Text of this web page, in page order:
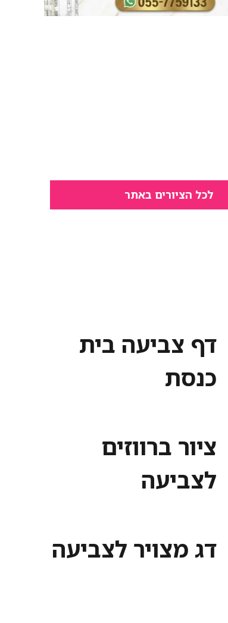
לכל הציורים באתר
דף צביעה בית
כנסת
ציור ברווזים
לצביעה
דג מצויר לצביעה